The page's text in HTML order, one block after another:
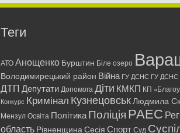
Теги
АТО Анощенко Бурштин Біле озеро
Володимирецький район Війна ГУ ДСНС ГУ ДСНС
ДТП Депутати Допомога Діти КМКП КП
Конкурс Кримінал Кузнецовськ Людмила
Мензул Освіта Політика Поліція РАЕС
область Рівненщина Сесія Спорт Суд